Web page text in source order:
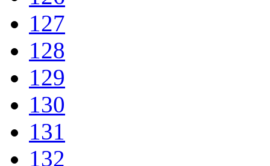
127
128
129
130
131
132